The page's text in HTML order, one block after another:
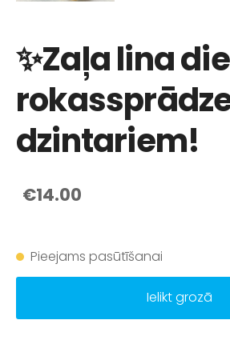
✨Zaļa lina
dzintariem!
€14.00
Pieejams pasūtīšanai
Ielikt grozā